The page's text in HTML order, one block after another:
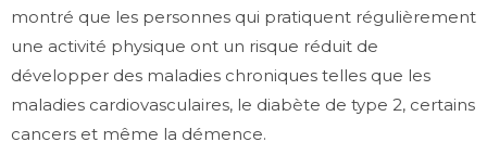
montré que les personnes qui pratiquent régulièrement
une activité physique ont un risque réduit de
développer des maladies chroniques telles que les
maladies cardiovasculaires, le diabète de type 2, certains
cancers et même la démence.